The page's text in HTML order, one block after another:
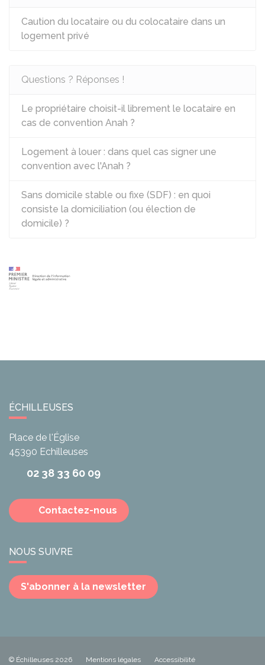
Caution du locataire ou du colocataire dans un
logement privé
Questions ? Réponses !
Le propriétaire choisit-il librement le locataire en
cas de convention Anah ?
Logement à louer : dans quel cas signer une
convention avec l'Anah ?
Sans domicile stable ou fixe (SDF) : en quoi
consiste la domiciliation (ou élection de
domicile) ?
ÉCHILLEUSES
Place de l'Église
45390 Echilleuses
02 38 33 60 09
Contactez-nous
NOUS SUIVRE
S'abonner à la newsletter
© Échilleuses 2026 Mentions légales Accessibilité